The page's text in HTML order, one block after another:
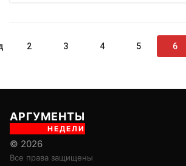
2 3 4 5 6
АРГУМЕНТЫ
НЕДЕЛИ
© 2026
Все права защищены